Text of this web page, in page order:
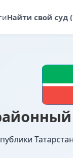
Найти свой суд
Татарстан